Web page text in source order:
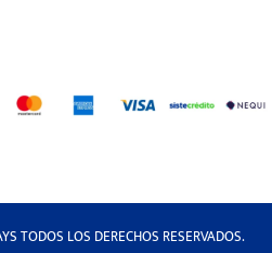
TODOS LOS DERECHOS RESERVADOS.